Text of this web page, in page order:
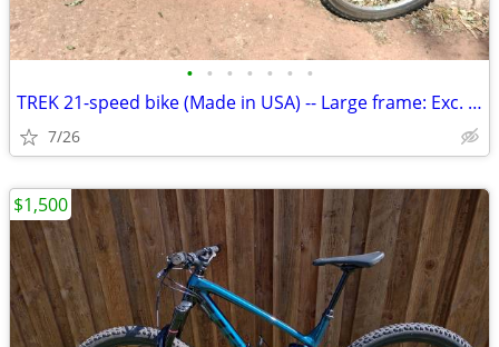
• • • • • • •
TREK 21-speed bike (Made in USA) -- Large frame: Exc. cond
7/26
$1,500